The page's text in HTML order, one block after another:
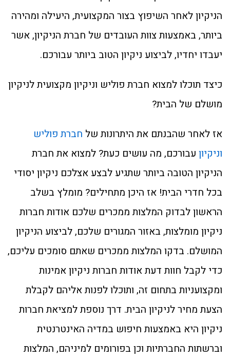
הניקיון לאחר השיפוץ בצור המקצועית, היעילה ומהירה
ביותר, באמצעות צוות העובדים של חברת הניקיון, אשר
יעבדו יחדיו, לביצוע ניקיון הטוב ביותר עבורכם.
כיצד תוכלו למצוא חברת פוליש וניקיון מקצועית לניקיון
מושלם של הבית?
אז לאחר שהבנתם את היתרונות של חברת פוליש
וניקיון עבורכם, מה עושים כעת? למצוא את חברת
הניקיון הטובה ביותר שתגיע לבצע אצלכם ניקיון יסודי
בכל חדרי הבית! אז היכן מתחילים? מומלץ בשלב
הראשון לבדוק המלצות ממכרים שלכם אודות חברות
ניקיון מומלצות, באזור המגורים שלכם, לביצוע הניקיון
המושלם. בדקו המלצות ממכרים שאתם סומכים עליכם,
כדי לקבל חוות דעת אודות חברות ניקיון אמינות
ומקצועניות בתחום זה, ותוכלו לפנות אליהם לקבלת
הצעת מחיר לניקיון הבית. דרך נוספת למציאת חברות
ניקיון היא באמצעות חיפוש במדיה האינטרנטית
וברשתות החברתיות וכן בפורומים למיניהם, המלצות